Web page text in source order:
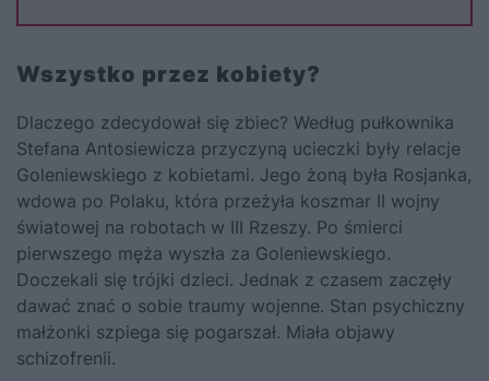
Wszystko przez kobiety?
Dlaczego zdecydował się zbiec? Według pułkownika
Stefana Antosiewicza przyczyną ucieczki były relacje
Goleniewskiego z kobietami. Jego żoną była Rosjanka,
wdowa po Polaku, która przeżyła koszmar II wojny
światowej na robotach w III Rzeszy. Po śmierci
pierwszego męża wyszła za Goleniewskiego.
Doczekali się trójki dzieci. Jednak z czasem zaczęły
dawać znać o sobie traumy wojenne. Stan psychiczny
małżonki szpiega się pogarszał. Miała objawy
schizofrenii.